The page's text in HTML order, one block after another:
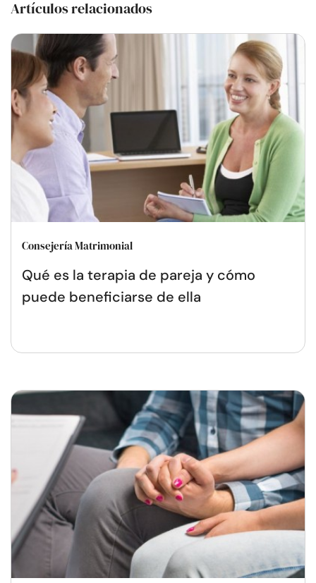
Artículos relacionados
Consejería Matrimonial
Qué es la terapia de pareja y cómo
puede beneficiarse de ella